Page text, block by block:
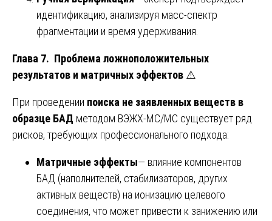
идентификацию, анализируя масс-спектр
фрагментации и время удерживания.
Глава 7. Проблема ложноположительных
результатов и матричных эффектов ⚠️
При проведении поиска не заявленных веществ в
образце БАД методом ВЭЖХ-МС/МС существует ряд
рисков, требующих профессионального подхода:
Матричные эффекты— влияние компонентов
БАД (наполнителей, стабилизаторов, других
активных веществ) на ионизацию целевого
соединения, что может привести к занижению или